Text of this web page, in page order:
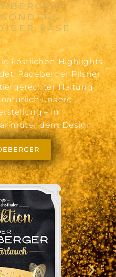
KÄSE
köstlichen Highlights
Radeberger Pilsner,
Haltung
unsere
– in
Design.